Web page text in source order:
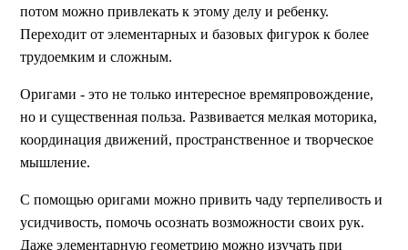
потом можно привлекать к этому делу и ребенку.
Переходит от элементарных и базовых фигурок к более
трудоемким и сложным.
Оригами - это не только интересное времяпровождение,
но и существенная польза. Развивается мелкая моторика,
координация движений, пространственное и творческое
мышление.
С помощью оригами можно привить чаду терпеливость и
усидчивость, помочь осознать возможности своих рук.
Даже элементарную геометрию можно изучать при